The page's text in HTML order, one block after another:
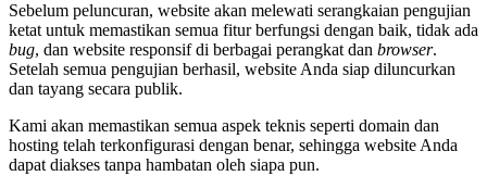
Sebelum peluncuran, website akan melewati serangkaian pengujian
ketat untuk memastikan semua fitur berfungsi dengan baik, tidak ada
bug, dan website responsif di berbagai perangkat dan browser.
Setelah semua pengujian berhasil, website Anda siap diluncurkan
dan tayang secara publik.
Kami akan memastikan semua aspek teknis seperti domain dan
hosting telah terkonfigurasi dengan benar, sehingga website Anda
dapat diakses tanpa hambatan oleh siapa pun.